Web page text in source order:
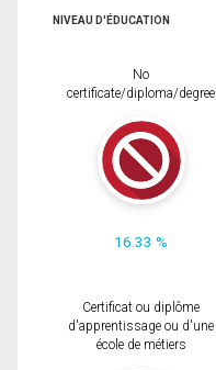
NIVEAU D'ÉDUCATION
No
certificate/diploma/degree
16.33 %
Certificat ou diplôme
d'apprentissage ou d'une
école de métiers